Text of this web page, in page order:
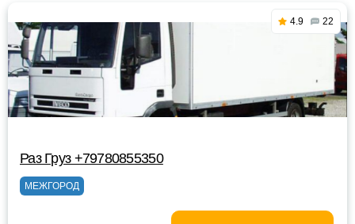
4.9 22
Раз Груз +79780855350
МЕЖГОРОД